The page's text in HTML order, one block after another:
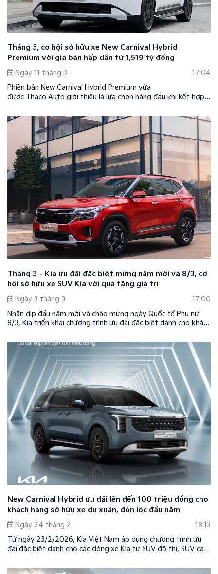
Tháng 3, cơ hội sở hữu xe New Carnival Hybrid
Premium với giá bán hấp dẫn từ 1,519 tỷ đồng
Ngày 11 tháng 3
17:04
Phiên bản New Carnival Hybrid Premium vừa
được Thaco Auto giới thiệu là lựa chọn hàng đầu khi kết hợp
trọng, tiện nghi cao cấp cùng mức giá dễ tiếp cận chỉ từ 1,519
tỷ đồng.
Tháng 3 – Kia ưu đãi đặc biệt mừng năm mới và 8/3, cơ
hội sở hữu xe SUV Kia với quà tặng giá trị
Ngày 3 tháng 3
17:00
Nhân dịp đầu năm mới và chào mừng ngày Quốc tế Phụ nữ
8/3, Kia triển khai chương trình ưu đãi đặc biệt dành cho khách
đồng hành cùng khách hàng Việt trong hành trình lựa chọn
phương tiện di chuyển, mang đến những chuyến đi thuận tiện,
an tâm và nhiều trải nghiệm trọn vẹn.
New Carnival Hybrid ưu đãi lên đến 100 triệu đồng cho
khách hàng sở hữu xe du xuân, đón lộc đầu năm
Ngày 24 tháng 2
18:13
Từ ngày 23/2/2026, Kia Việt Nam áp dụng chương trình ưu
đãi đặc biệt dành cho các dòng xe Kia từ SUV đô thị, SUV cao